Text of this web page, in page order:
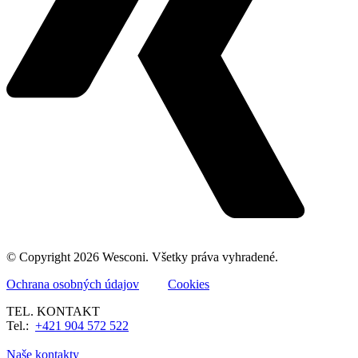
© Copyright 2026 Wesconi. Všetky práva vyhradené.
Ochrana osobných údajov
Cookies
TEL. KONTAKT
Tel.: +421 904 572 522
Naše kontakty